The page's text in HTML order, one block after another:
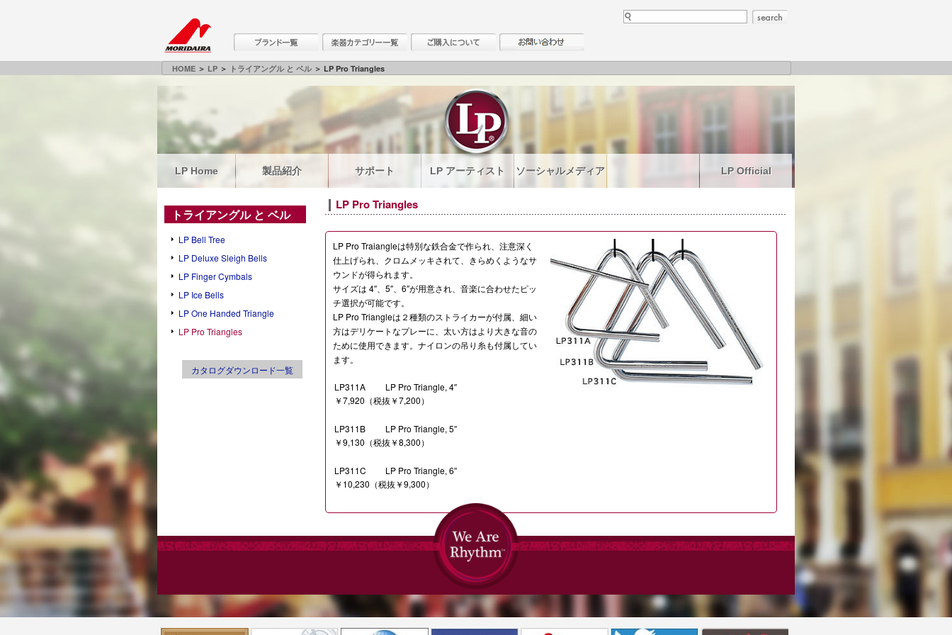
HOME＞ LP＞ トライアングル と ベル＞ LP Pro Triangles
LP Home 製品紹介 サポート LP アーティスト ソーシャルメディア LP Official
LP Pro Triangles
LP Pro Traiangleは特別な鉄合金で作られ、注意深く
仕上げられ、クロムメッキされて、きらめくようなサ
ウンドが得られます。
サイズは 4″、5″、6″が用意され、音楽に合わせたピッ
チ選択が可能です。
LP Pro Triangleは２種類のストライカーが付属、細い
方はデリケートなプレーに、太い方はより大きな音の
ために使用できます。ナイロンの吊り糸も付属してい
ます。
LP311A
LP Pro Triangle, 4″
￥7,920（税抜￥7,200）
LP311B
LP Pro Triangle, 5″
￥9,130（税抜￥8,300）
LP311C
LP Pro Triangle, 6″
￥10,230（税抜￥9,300）
トライアングル と ベル
LP Bell Tree
LP Deluxe Sleigh Bells
LP Finger Cymbals
LP Ice Bells
LP One Handed Triangle
LP Pro Triangles
カタログダウンロード一覧